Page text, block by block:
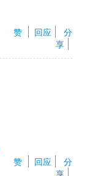
赞
回应
分
享
赞
回应
分
享